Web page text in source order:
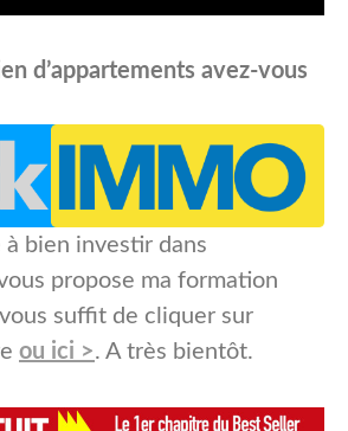
d’appartements avez-vous
à bien investir dans
propose ma formation
suffit de cliquer sur
ou ici >. A très bientôt.